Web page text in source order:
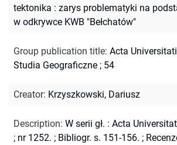
tektonika : zarys problematyki na
w odkrywce KWB "Bełchatów"
Group publication title: Acta
Studia Geograficzne ; 54
Creator: Krzyszkowski, Dariusz
Description: W serii gł. : Acta
; nr 1252. ; Bibliogr. s. 151-156. ;